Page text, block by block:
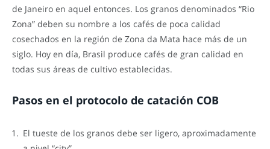
de Janeiro en aquel entonces. Los granos denominados “Rio
Zona” deben su nombre a los cafés de poca calidad
cosechados en la región de Zona da Mata hace más de un
siglo. Hoy en día, Brasil produce cafés de gran calidad en
todas sus áreas de cultivo establecidas.
Pasos en el protocolo de catación COB
El tueste de los granos debe ser ligero, aproximadamente